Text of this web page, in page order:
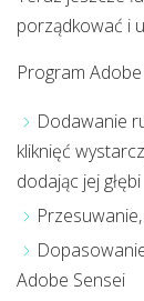
porządkować i
Program
Dodawanie
kliknięć
dodając jej głębi
Adobe Sensei